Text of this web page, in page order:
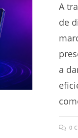
A
de
a
0